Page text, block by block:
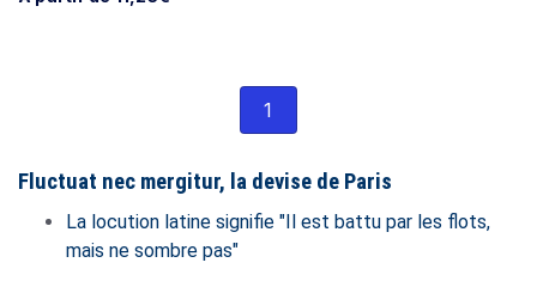
1
Fluctuat nec mergitur, la devise de Paris
La locution latine signifie "Il est battu par les flots,
mais ne sombre pas"